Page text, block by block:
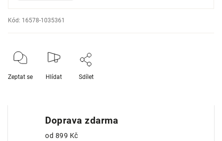
Kód: 16578-1035361
Zeptat se Hlídat Sdílet
Doprava zdarma
od 899 Kč